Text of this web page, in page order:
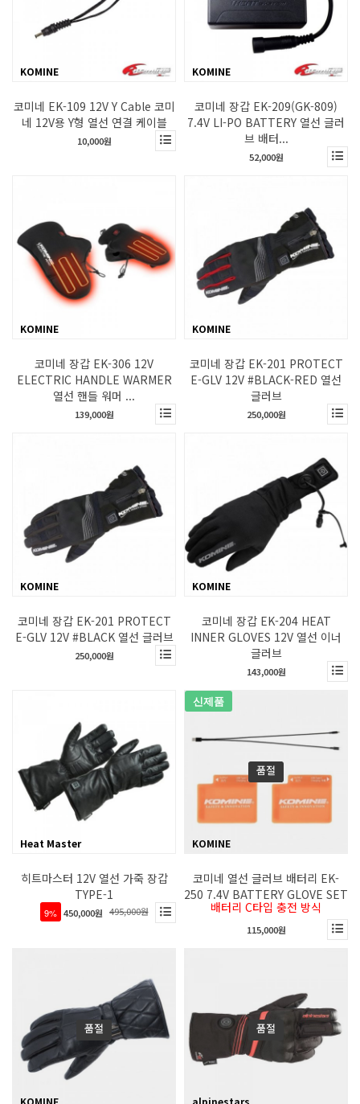
KOMINE
코미네 EK-109 12V Y Cable 코미
네 12V용 Y형 열선 연결 케이블
10,000원
KOMINE
코미네 장갑 EK-209(GK-809)
7.4V LI-PO BATTERY 열선 글러
브 배터...
52,000원
KOMINE
코미네 장갑 EK-306 12V
ELECTRIC HANDLE WARMER
열선 핸들 워머 ...
139,000원
KOMINE
코미네 장갑 EK-201 PROTECT
E-GLV 12V #BLACK-RED 열선
글러브
250,000원
KOMINE
코미네 장갑 EK-201 PROTECT
E-GLV 12V #BLACK 열선 글러브
250,000원
KOMINE
코미네 장갑 EK-204 HEAT
INNER GLOVES 12V 열선 이너
글러브
143,000원
Heat Master
히트마스터 12V 열선 가죽 장갑
TYPE-1
9% 450,000원 495,000원
품절
신제품
KOMINE
코미네 열선 글러브 배터리 EK-
250 7.4V BATTERY GLOVE SET
배터리 C타입 충전 방식
115,000원
품절
KOMINE
품절
alpinestars